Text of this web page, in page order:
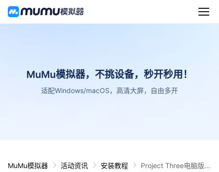
MuMu模拟器，不挑设备，秒开秒用！
适配Windows/macOS，高清大屏，自由多开
MuMu模拟器 活动资讯 安装教程
Project Three电脑版P